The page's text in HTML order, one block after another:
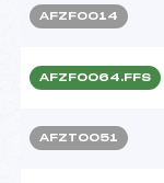
AFZF0014
AFZF0064.FFS
AFZT0051